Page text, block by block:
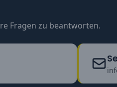
Fragen zu beantworten.